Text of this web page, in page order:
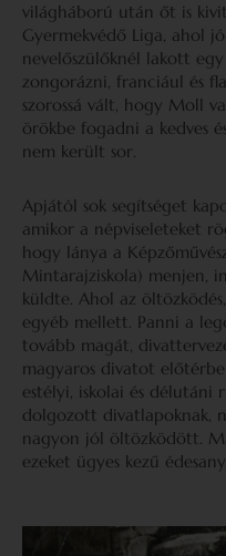
világháború után őt is
Gyermekvédő Liga, ahol
nevelőszülőknél lakott
zongorázni, franciául és
szorossá vált, hogy Moll
örökbe fogadni a kedves
nem került sor.
Apjától sok segítséget
amikor a népviseleteket
hogy lánya a
Mintarajziskola) menjen,
küldte. Ahol az
egyéb mellett. Panni a
tovább magát,
magyaros divatot
estélyi, iskolai és délutáni
dolgozott divatlapoknak,
nagyon jól öltözködött.
ezeket ügyes kezű